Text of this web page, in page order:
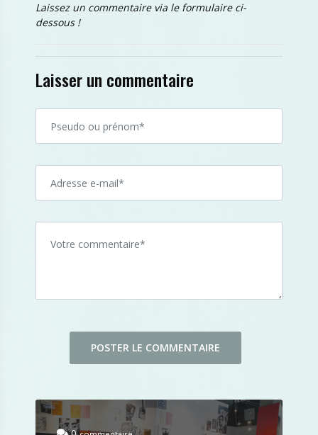
Laissez un commentaire via le formulaire ci-
dessous !
Laisser un commentaire